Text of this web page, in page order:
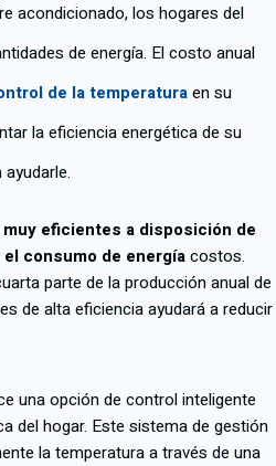
acondicionado, los hogares del
de energía. El costo anual
de la temperaturaen su
la eficiencia energética de su
eficientes a disposición de
consumo de energíacostos.
parte de la producción anual de
de alta eficiencia ayudará a reducir
una opción de control inteligente
del hogar. Este sistema de gestión
la temperatura a través de una